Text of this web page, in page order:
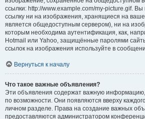
ссылки: http://www.example.com/my-picture.gif.
ссылку ни на изображения, хранящиеся на
является общедоступным сервером), ни на
которым необходима аутентификация, как,
Hotmail или Yahoo, защищённые паролями
ссылок на изображения используйте в
Вернуться к началу
Что такое важные объявления?
Эти объявления содержат важную
по возможности. Они появляются вверху
личном разделе. Права на создание важных
предоставляются администратором